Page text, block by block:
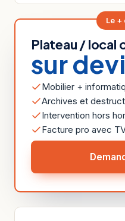
Le +
Plateau / local
sur
Mobilier +
Archives et
Intervention hors
Facture pro avec